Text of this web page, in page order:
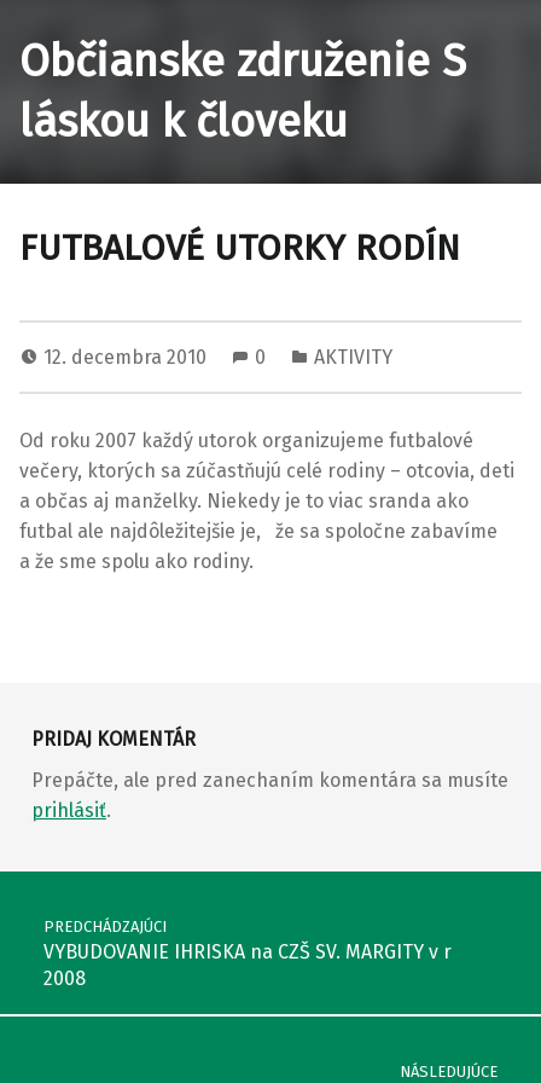
Občianske združenie S
láskou k človeku
FUTBALOVÉ UTORKY RODÍN
12. decembra 2010 0 AKTIVITY
Od roku 2007 každý utorok organizujeme futbalové
večery, ktorých sa zúčastňujú celé rodiny – otcovia, deti
a občas aj manželky. Niekedy je to viac sranda ako
futbal ale najdôležitejšie je, že sa spoločne zabavíme
a že sme spolu ako rodiny.
PRIDAJ KOMENTÁR
Prepáčte, ale pred zanechaním komentára sa musíte
prihlásiť.
Navigácia v článkoch
PREDCHÁDZAJÚCI
VYBUDOVANIE IHRISKA na CZŠ SV. MARGITY v r
2008
NÁSLEDUJÚCE